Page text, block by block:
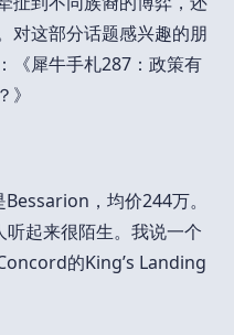
对这部分话题感兴趣的朋
《犀牛手札287：政策有
，均价244万。
起来很陌生。我说一个
的King’s Landing